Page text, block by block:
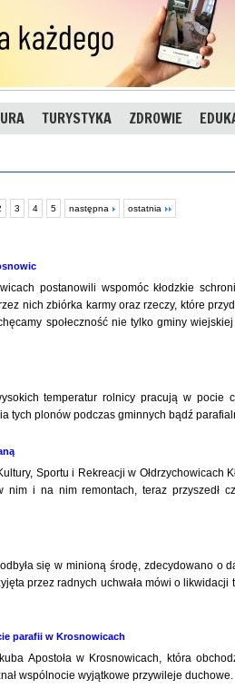
TURYSTYKA ZDROWIE
3 4 5 następna ostatnia
postanowili wspomóc kłodzkie
nich zbiórka karmy oraz rzeczy, które
społeczność nie tylko gminy
temperatur rolnicy pracują w pocie
tych plonów podczas gminnych bądź
Sportu i Rekreacji w Ołdrzychowicach
i na nim remontach, teraz przyszedł
się w minioną środę, zdecydowano o
przez radnych uchwała mówi o
parafii w Krosnowicach
Apostoła w Krosnowicach, która
wspólnocie wyjątkowe przywileje duchowe.